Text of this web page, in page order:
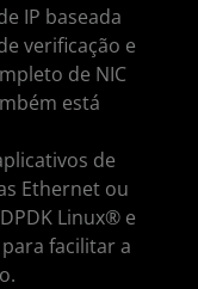
IP baseada
verificação e
de NIC
está
de
Ethernet ou
Linux® e
facilitar a